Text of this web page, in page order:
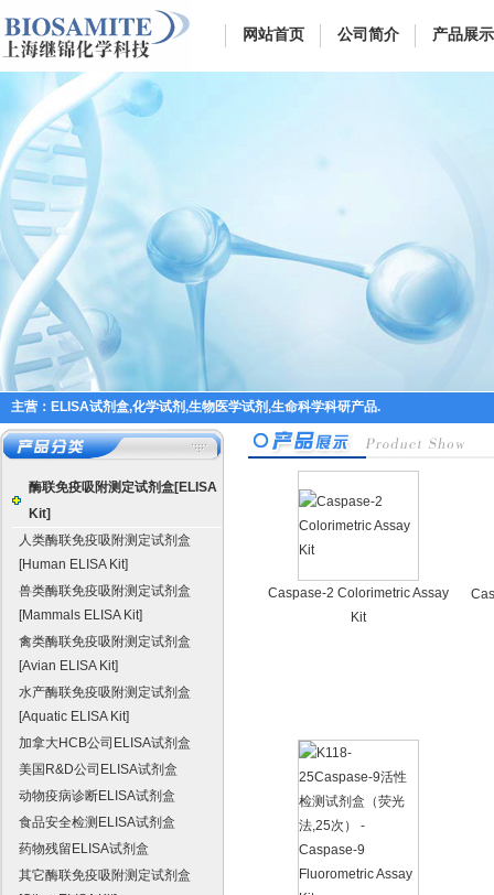
网站首页 公司简介 产品展示
主营：ELISA试剂盒,化学试剂,生物医学试剂,生命科学科研产品.
酶联免疫吸附测定试剂盒[ELISA
Kit]
人类酶联免疫吸附测定试剂盒
[Human ELISA Kit]
兽类酶联免疫吸附测定试剂盒
[Mammals ELISA Kit]
禽类酶联免疫吸附测定试剂盒
[Avian ELISA Kit]
水产酶联免疫吸附测定试剂盒
[Aquatic ELISA Kit]
加拿大HCB公司ELISA试剂盒
美国R&D公司ELISA试剂盒
动物疫病诊断ELISA试剂盒
食品安全检测ELISA试剂盒
药物残留ELISA试剂盒
其它酶联免疫吸附测定试剂盒
Caspase-2 Colorimetric Assay
Kit